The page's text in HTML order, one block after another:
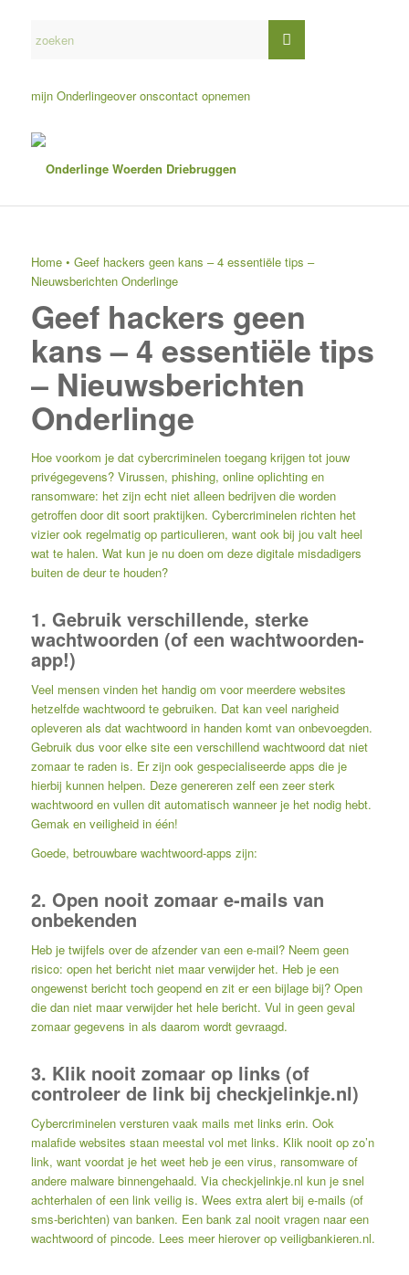
mijn Onderlingeover onscontact opnemen
Home• Geef hackers geen kans – 4 essentiële tips –
Nieuwsberichten Onderlinge
Geef hackers geen
kans – 4 essentiële tips
– Nieuwsberichten
Onderlinge
Hoe voorkom je dat cybercriminelen toegang krijgen tot jouw
privégegevens? Virussen, phishing, online oplichting en
ransomware: het zijn echt niet alleen bedrijven die worden
getroffen door dit soort praktijken. Cybercriminelen richten het
vizier ook regelmatig op particulieren, want ook bij jou valt heel
wat te halen. Wat kun je nu doen om deze digitale misdadigers
buiten de deur te houden?
1. Gebruik verschillende, sterke
wachtwoorden (of een wachtwoorden-
app!)
Veel mensen vinden het handig om voor meerdere websites
hetzelfde wachtwoord te gebruiken. Dat kan veel narigheid
opleveren als dat wachtwoord in handen komt van onbevoegden.
Gebruik dus voor elke site een verschillend wachtwoord dat niet
zomaar te raden is. Er zijn ook gespecialiseerde apps die je
hierbij kunnen helpen. Deze genereren zelf een zeer sterk
wachtwoord en vullen dit automatisch wanneer je het nodig hebt.
Gemak en veiligheid in één!
Goede, betrouwbare wachtwoord-apps zijn:
2. Open nooit zomaar e-mails van
onbekenden
Heb je twijfels over de afzender van een e-mail? Neem geen
risico: open het bericht niet maar verwijder het. Heb je een
ongewenst bericht toch geopend en zit er een bijlage bij? Open
die dan niet maar verwijder het hele bericht. Vul in geen geval
zomaar gegevens in als daarom wordt gevraagd.
3. Klik nooit zomaar op links (of
controleer de link bij checkjelinkje.nl)
Cybercriminelen versturen vaak mails met links erin. Ook
malafide websites staan meestal vol met links. Klik nooit op zo’n
link, want voordat je het weet heb je een virus, ransomware of
andere malware binnengehaald. Via checkjelinkje.nl kun je snel
achterhalen of een link veilig is. Wees extra alert bij e-mails (of
sms-berichten) van banken. Een bank zal nooit vragen naar een
wachtwoord of pincode. Lees meer hierover op veiligbankieren.nl.